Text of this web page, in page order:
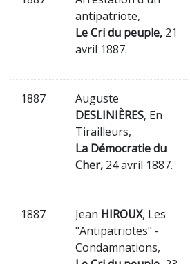
antipatriote,
Le Cri du peuple, 21
avril 1887.
1887
Auguste
DESLINIÈRES, En
Tirailleurs,
La Démocratie du
Cher, 24 avril 1887.
1887 Jean HIROUX, Les
"Antipatriotes" -
Condamnations,